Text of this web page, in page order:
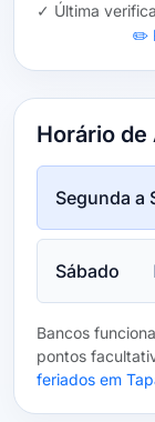
✓ Última
✏️
Horário
Segunda a
Sábado
Bancos
pontos
feriados em